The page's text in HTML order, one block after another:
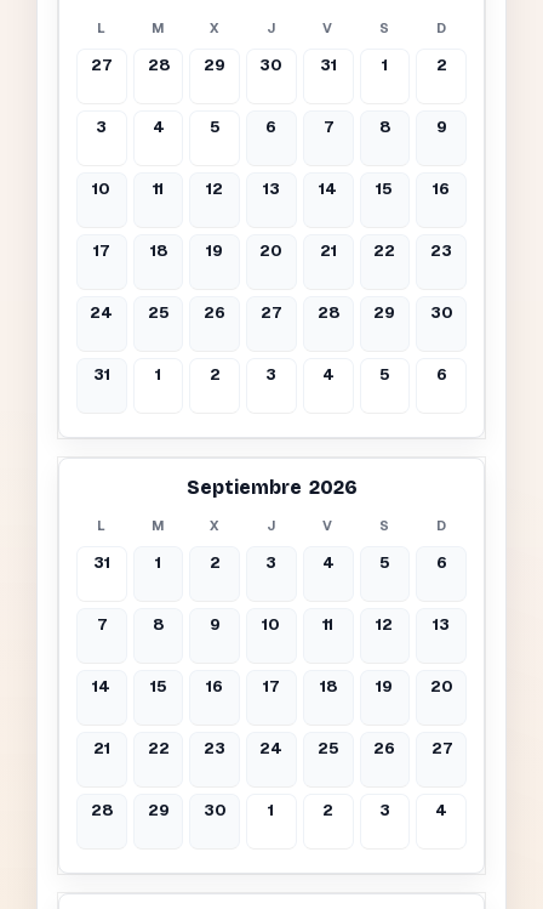
L M X J V S D
27 28 29 30 31 1 2
3 4 5 6 7 8 9
10 11 12 13 14 15 16
17 18 19 20 21 22 23
24 25 26 27 28 29 30
31 1 2 3 4 5 6
Septiembre 2026
L M X J V S D
31 1 2 3 4 5 6
7 8 9 10 11 12 13
14 15 16 17 18 19 20
21 22 23 24 25 26 27
28 29 30 1 2 3 4